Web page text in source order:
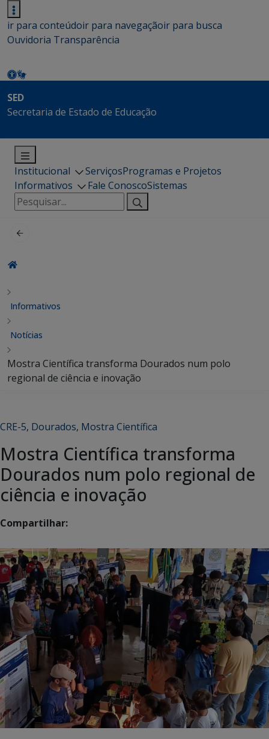
ir para conteúdoir para navegaçãoir para busca
Ouvidoria Transparência
SED
Secretaria de Estado de Educação
Institucional ServiçosProgramas e Projetos
Informativos
Fale ConoscoSistemas
Pesquisar
por:
Informativos
Notícias
Mostra Científica transforma Dourados num polo
regional de ciência e inovação
CRE-5, Dourados, Mostra Científica
Mostra Científica transforma
Dourados num polo regional de
ciência e inovação
Compartilhar: